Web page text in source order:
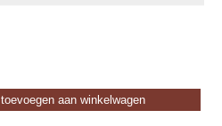
toevoegen aan winkelwagen